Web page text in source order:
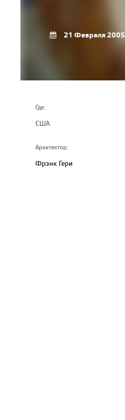
21 Февраля 2005
Где:
США
Архитектор:
Фрэнк Гери